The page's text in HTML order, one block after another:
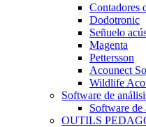
Contadores
Dodotronic
Señuelo
Magenta
Pettersson
Acounect
Wildlife
Software de
Software de
OUTILS